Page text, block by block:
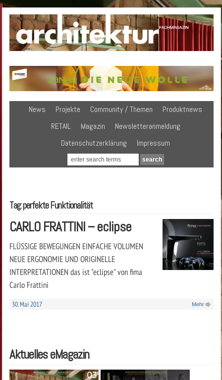
News Projekte Community / Themen
Produktnews
RETAIL
Magazin
Newsletteranmeldung
Datenschutzerklärung
Impressum
Tag: perfekte Funktionalität
CARLO FRATTINI – eclipse
FLÜSSIGE BEWEGUNGEN EINFACHE VOLUMEN
NEUE ERGONOMIE UND ORIGINELLE
INTERPRETATIONEN das ist "eclipse" von fima
Carlo Frattini
30. Mai 2017 Mehr
Aktuelles eMagazin